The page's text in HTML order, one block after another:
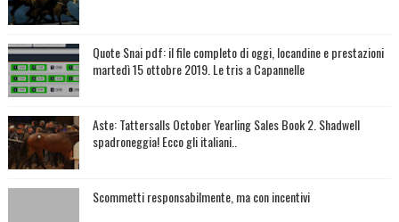
Quote Snai pdf: il file completo di oggi, locandine e prestazioni
martedì 15 ottobre 2019. Le tris a Capannelle
Aste: Tattersalls October Yearling Sales Book 2. Shadwell
spadroneggia! Ecco gli italiani..
Scommetti responsabilmente, ma con incentivi